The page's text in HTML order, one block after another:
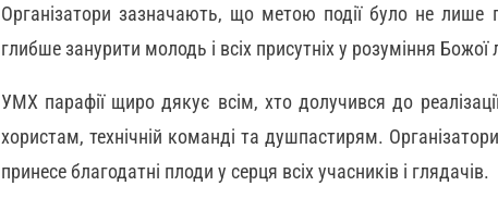
Організатори зазначають, що метою події було не лише
глибше занурити молодь і всіх присутніх у розуміння Божої
УМХ парафії щиро дякує всім, хто долучився до
хористам, технічній команді та душпастирям.
принесе благодатні плоди у серця всіх учасників і глядачів.